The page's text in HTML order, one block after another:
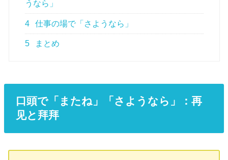
うなら」
4 仕事の場で「さようなら」
5 まとめ
口頭で「またね」「さようなら」：再
见と拜拜